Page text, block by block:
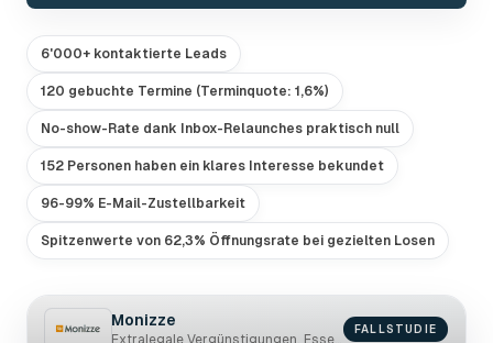
6'000+ kontaktierte Leads
120 gebuchte Termine (Terminquote: 1,6%)
No-show-Rate dank Inbox-Relaunches praktisch null
152 Personen haben ein klares Interesse bekundet
96-99% E-Mail-Zustellbarkeit
Spitzenwerte von 62,3% Öffnungsrate bei gezielten Losen
Monizze
Extralegale Vergünstigungen, Essensgutscheine
FALLSTUDIE